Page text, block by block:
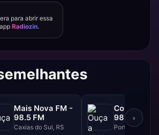
para abrir essa
Radiozin.
Mais Nova FM -
98.5 FM
Caxias do Sul, RS
98.3 FM
Porto Alegre,
›